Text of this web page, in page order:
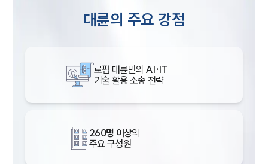
대륜의 주요 강점
로펌 대륜만의 AI·IT
기술 활용 소송 전략
260명 이상의
주요 구성원